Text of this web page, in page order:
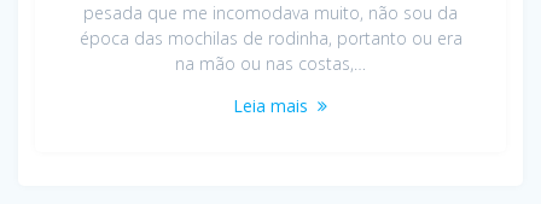
pesada que me incomodava muito, não sou da
época das mochilas de rodinha, portanto ou era
na mão ou nas costas,…
Leia mais